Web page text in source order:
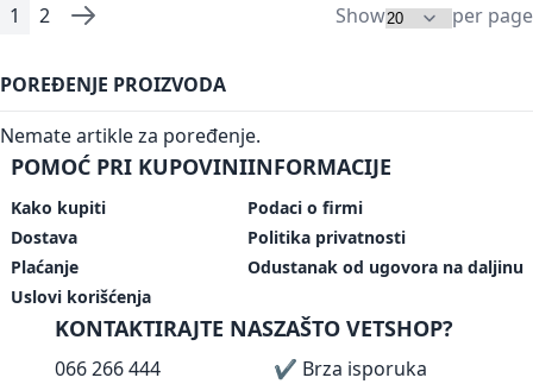
Page
You're currently reading page
1 Page
2 Page
Sledeće Show per page
POREĐENJE PROIZVODA
Nemate artikle za poređenje.
POMOĆ PRI KUPOVINI
Kako kupiti
Dostava
Plaćanje
Uslovi korišćenja
INFORMACIJE
Podaci o firmi
Politika privatnosti
Odustanak od ugovora na daljinu
KONTAKTIRAJTE NAS
066 266 444
ZAŠTO VETSHOP?
✔ Brza isporuka